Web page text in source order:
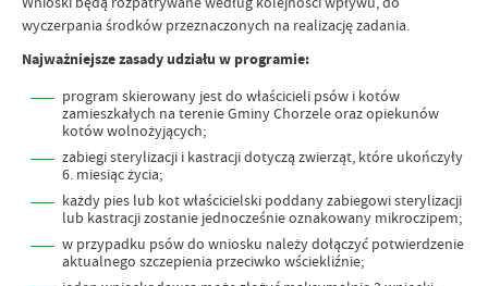
wyczerpania środków przeznaczonych na realizację zadania.
Najważniejsze zasady udziału w programie:
program skierowany jest do właścicieli psów i kotów
zamieszkałych na terenie Gminy Chorzele oraz opiekunów
kotów wolnożyjących;
zabiegi sterylizacji i kastracji dotyczą zwierząt, które ukończyły
6. miesiąc życia;
każdy pies lub kot właścicielski poddany zabiegowi sterylizacji
lub kastracji zostanie jednocześnie oznakowany mikroczipem;
w przypadku psów do wniosku należy dołączyć potwierdzenie
aktualnego szczepienia przeciwko wściekliźnie;